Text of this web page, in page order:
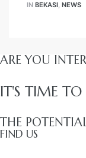
IN BEKASI, NEWS
ARE YOU
IT'S TIME TO
THE
FIND US